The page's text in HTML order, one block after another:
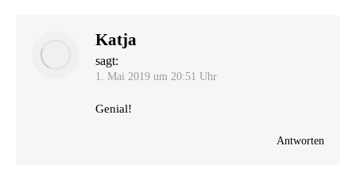
Katja
sagt:
1. Mai 2019 um 20:51 Uhr
Geni­al!
Antworten